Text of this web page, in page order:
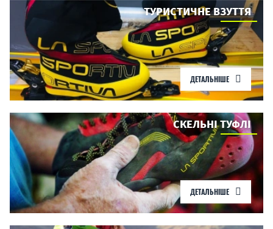
ТУРИСТИЧНЕ ВЗУТТЯ
ДЕТАЛЬНІШЕ
СКЕЛЬНІ ТУФЛІ
ДЕТАЛЬНІШЕ